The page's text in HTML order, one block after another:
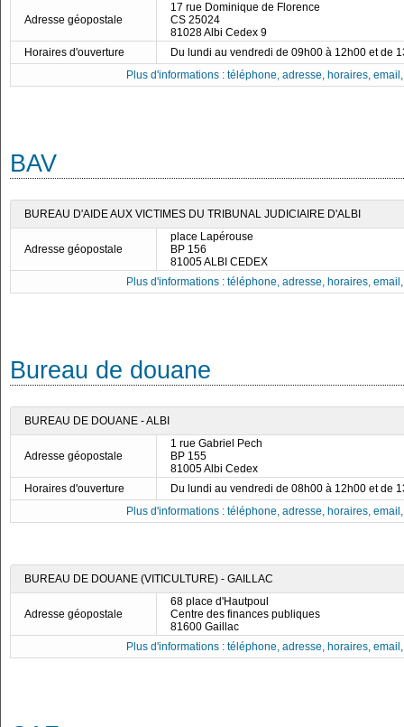
Adresse géopostale
17 rue Dominique de Florence
CS 25024
81028 Albi Cedex 9
Horaires d'ouverture
Du lundi au vendredi de 09h00 à 12h00 et de
Plus d'informations : téléphone, adresse, horaires,
BAV
BUREAU D'AIDE AUX VICTIMES DU TRIBUNAL JUDICIAIRE D'ALBI
Adresse géopostale
place Lapérouse
BP 156
81005 ALBI CEDEX
Plus d'informations : téléphone, adresse, horaires,
Bureau de douane
BUREAU DE DOUANE - ALBI
Adresse géopostale
1 rue Gabriel Pech
BP 155
81005 Albi Cedex
Horaires d'ouverture
Du lundi au vendredi de 08h00 à 12h00 et de
Plus d'informations : téléphone, adresse, horaires,
BUREAU DE DOUANE (VITICULTURE) - GAILLAC
Adresse géopostale
68 place d'Hautpoul
Centre des finances publiques
81600 Gaillac
Plus d'informations : téléphone, adresse, horaires,